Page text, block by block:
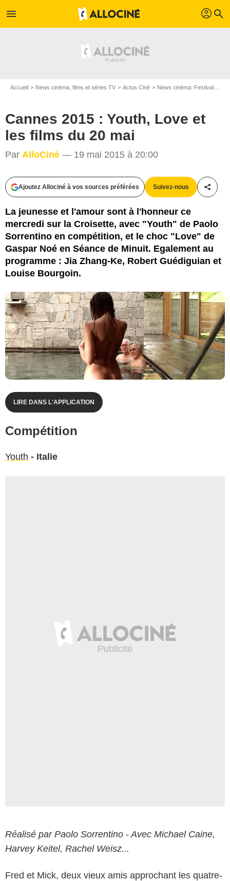
menu profil search
Accueil News cinéma, films et séries TV Actus Ciné News cinéma: Festivals
Cannes 2015 : Youth, Love et
les films du 20 mai
Par AlloCiné — 19 mai 2015 à 20:00
Ajoutez Allociné à vos sources préférées Suivez-nous
La jeunesse et l'amour sont à l'honneur ce
mercredi sur la Croisette, avec "Youth" de Paolo
Sorrentino en compétition, et le choc "Love" de
Gaspar Noé en Séance de Minuit. Egalement au
programme : Jia Zhang-Ke, Robert Guédiguian et
Louise Bourgoin.
Pathé Distribution
LIRE DANS L'APPLICATION
Compétition
Youth - Italie
Réalisé par Paolo Sorrentino - Avec Michael Caine,
Harvey Keitel, Rachel Weisz...
Fred et Mick, deux vieux amis approchant les quatre-